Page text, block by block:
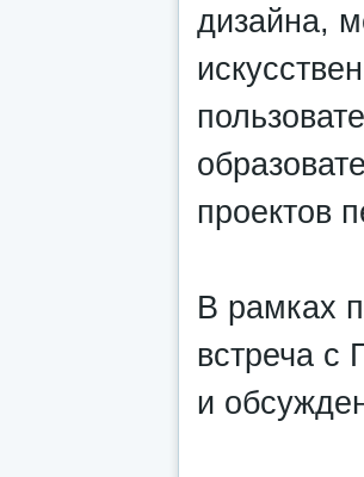
дизайна,
проектов
В рамках
встреча с
и